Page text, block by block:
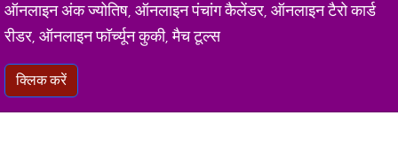
ऑनलाइन अंक ज्योतिष, ऑनलाइन पंचांग कैलेंडर, ऑनलाइन टैरो कार्ड
रीडर, ऑनलाइन फॉर्च्यून कुकी, मैच टूल्स
क्लिक करें